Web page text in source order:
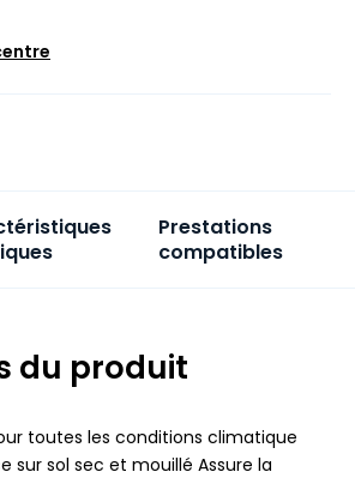
Prestations
compatibles
du produit
toutes les conditions climatique
sur sol sec et mouillé Assure la